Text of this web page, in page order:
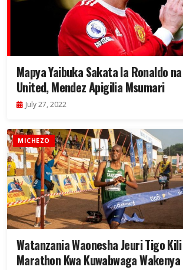
Mapya Yaibuka Sakata la Ronaldo
United, Mendez Apigilia Msumari
July 27, 2022
MICHEZO
Watanzania Waonesha Jeuri Tigo
Marathon Kwa Kuwabwaga Wakenya